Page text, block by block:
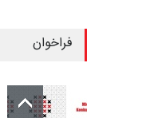
فراخوان